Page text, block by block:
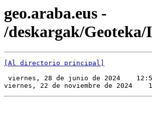
geo.araba.eus -
/deskargak/Geoteka/
[Al directorio principal]
viernes, 28 de junio de 2024
viernes, 22 de noviembre de 2024